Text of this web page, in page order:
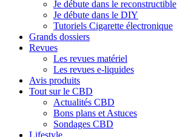
Je débute dans le reconstructible
Je débute dans le DIY
Tutoriels Cigarette électronique
Grands dossiers
Revues
Les revues matériel
Les revues e-liquides
Avis produits
Tout sur le CBD
Actualités CBD
Bons plans et Astuces
Sondages CBD
Lifestyle